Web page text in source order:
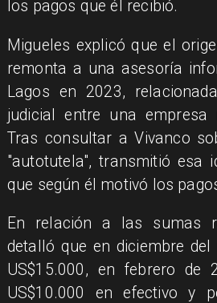
los pagos que él recibió.
Migueles explicó que el
remonta a una asesoría
Lagos en 2023,
judicial entre una empresa
Tras consultar a Vivanco
"autotutela", transmitió esa
que según él motivó los
En relación a las sumas
detalló que en diciembre
US$15.000, en febrero de
US$10.000 en efectivo y